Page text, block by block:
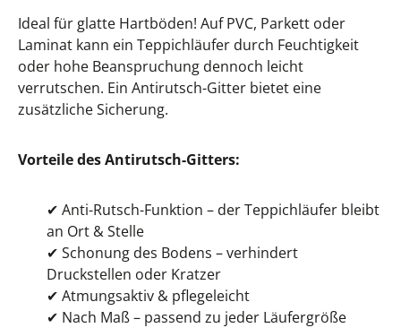
Ideal für glatte Hartböden! Auf PVC, Parkett oder
Laminat kann ein Teppichläufer durch Feuchtigkeit
oder hohe Beanspruchung dennoch leicht
verrutschen. Ein Antirutsch-Gitter bietet eine
zusätzliche Sicherung.
Vorteile des Antirutsch-Gitters:
✔ Anti-Rutsch-Funktion – der Teppichläufer bleibt
an Ort & Stelle
✔ Schonung des Bodens – verhindert
Druckstellen oder Kratzer
✔ Atmungsaktiv & pflegeleicht
✔ Nach Maß – passend zu jeder Läufergröße